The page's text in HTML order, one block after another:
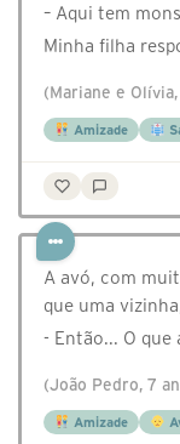
– Aqui tem
Minha filha
(Mariane e
Amizade
A avó, com
que uma
- Então... O que
(João Pedro, 7
Amizade